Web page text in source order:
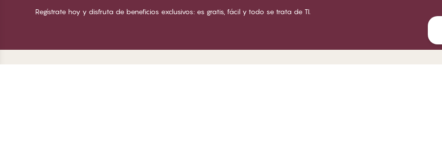
Regístrate hoy y disfruta de beneficios exclusivos: es gratis, fácil y todo se trata de TI.